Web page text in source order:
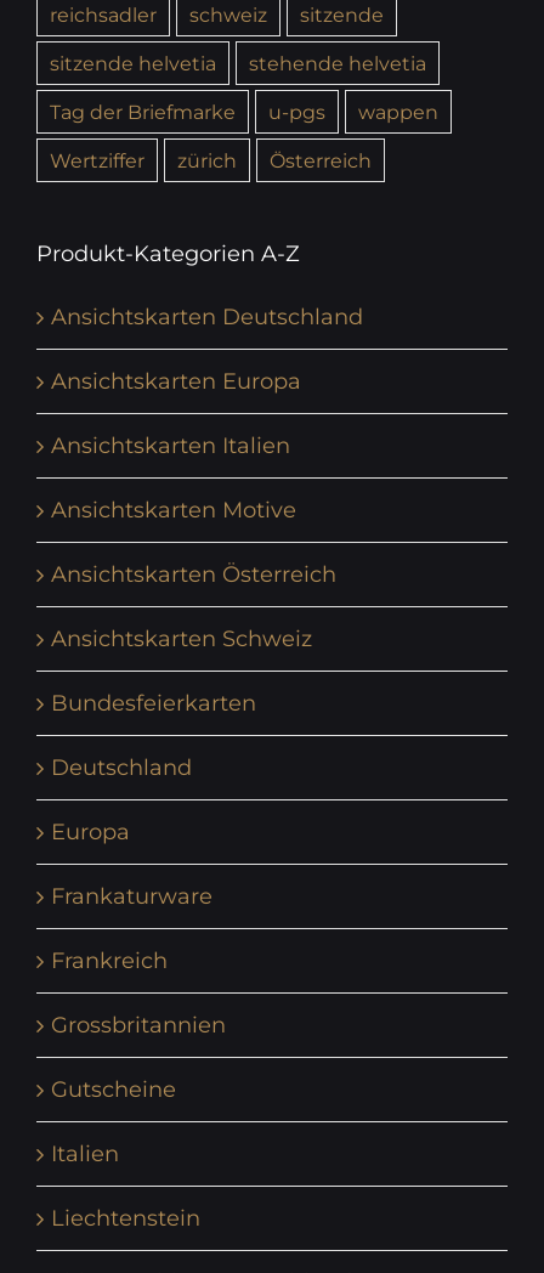
reichsadler
schweiz
sitzende
sitzende helvetia
stehende helvetia
Tag der Briefmarke
u-pgs
wappen
Wertziffer
zürich Österreich
Produkt-Kategorien A-Z
Ansichtskarten Deutschland
Ansichtskarten Europa
Ansichtskarten Italien
Ansichtskarten Motive
Ansichtskarten Österreich
Ansichtskarten Schweiz
Bundesfeierkarten
Deutschland
Europa
Frankaturware
Frankreich
Grossbritannien
Gutscheine
Italien
Liechtenstein